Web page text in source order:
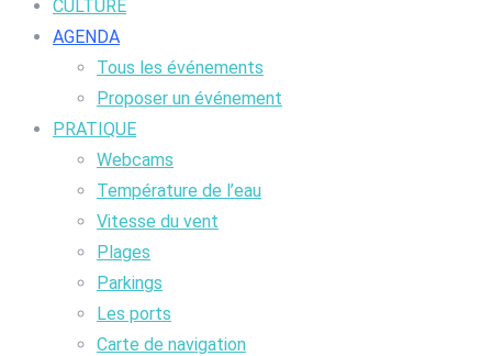
CULTURE
AGENDA
Tous les événements
Proposer un événement
PRATIQUE
Webcams
Température de l’eau
Vitesse du vent
Plages
Parkings
Les ports
Carte de navigation